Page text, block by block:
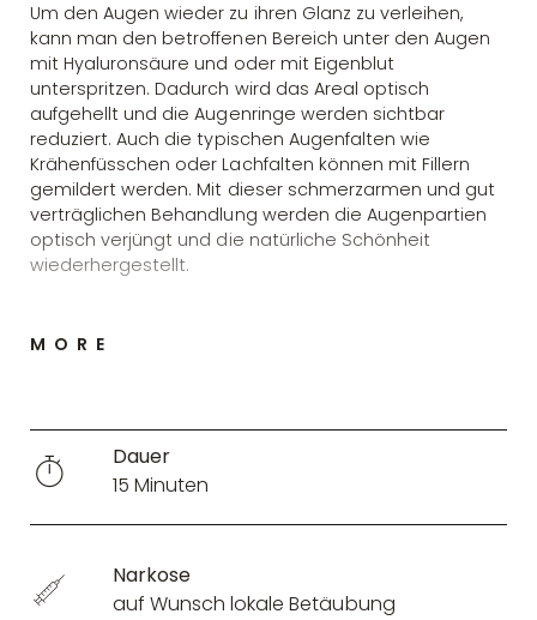
Um den Augen wieder zu ihren Glanz zu verleihen,
kann man den betroffenen Bereich unter den Augen
mit Hyaluronsäure und oder mit Eigenblut
unterspritzen. Dadurch wird das Areal optisch
aufgehellt und die Augenringe werden sichtbar
reduziert. Auch die typischen Augenfalten wie
Krähenfüsschen oder Lachfalten können mit Fillern
gemildert werden. Mit dieser schmerzarmen und gut
verträglichen Behandlung werden die Augenpartien
optisch verjüngt und die natürliche Schönheit
wiederhergestellt.
MORE
Dauer
15 Minuten
Narkose
auf Wunsch lokale Betäubung